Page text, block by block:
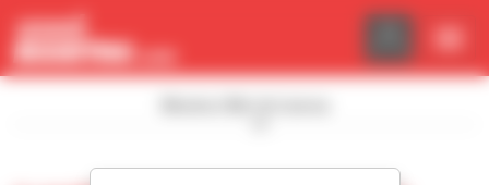
Pannello di gestione dei cookies